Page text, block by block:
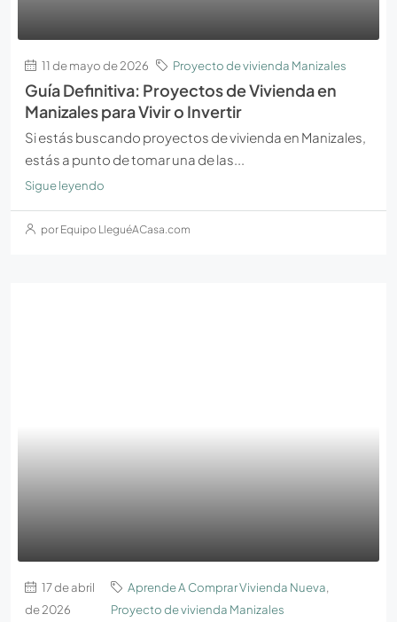
11 de mayo de 2026 Proyecto de vivienda Manizales
Guía Definitiva: Proyectos de Vivienda en
Manizales para Vivir o Invertir
Si estás buscando proyectos de vivienda en Manizales,
estás a punto de tomar una de las...
Sigue leyendo
por Equipo LleguéACasa.com
17 de abril
de 2026
Aprende A Comprar Vivienda Nueva,
Proyecto de vivienda Manizales